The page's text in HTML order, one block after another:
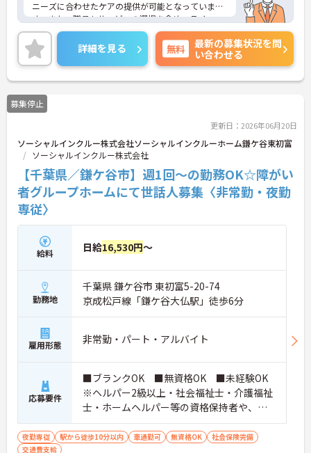
ニーズに合わせたケアの提供が可能となっていま
す。また、職員もサービスの選択を含め、ライフス
タイルに合わせた働き方の選択肢が多くあります。
入社時研修はもちろん、サービス・職種ごとに研修
カリキュラムが整っており学び成長できる環境で
す。
ご興味のある方は面接対策ポイントなどお話致しま
すのでお気軽にお問い合わせください。
詳細を見る 無料
最新の募集状況を問
い合わせる
募集停止
更新日：2026年06月20日
ソーシャルインクルー株式会社ソーシャルインクルーホーム鎌ケ谷東初富
ソーシャルインクルー株式会社
【千葉県／鎌ケ谷市】週1回～の勤務OK☆障がい
者グループホームにて世話人募集〈非常勤・夜勤
専従〉
給料 日給16,530円～
勤務地
千葉県 鎌ケ谷市 東初富5-20-74
京成松戸線「鎌ケ谷大仏駅」徒歩6分
雇用形態 非常勤・パート・アルバイト
応募要件
■ブランクOK ■無資格OK ■未経験OK
※ヘルパー2級以上・社会福祉士・介護福祉
士・ホームヘルパー等の資格保持者や、福
祉系業務経験者、障害者支援施設経験者、
生活支援員、障害者支援員、就労支援員、
夜勤専従 駅から徒歩10分以内 車通勤可 無資格OK
社会保険完備
交通費支給